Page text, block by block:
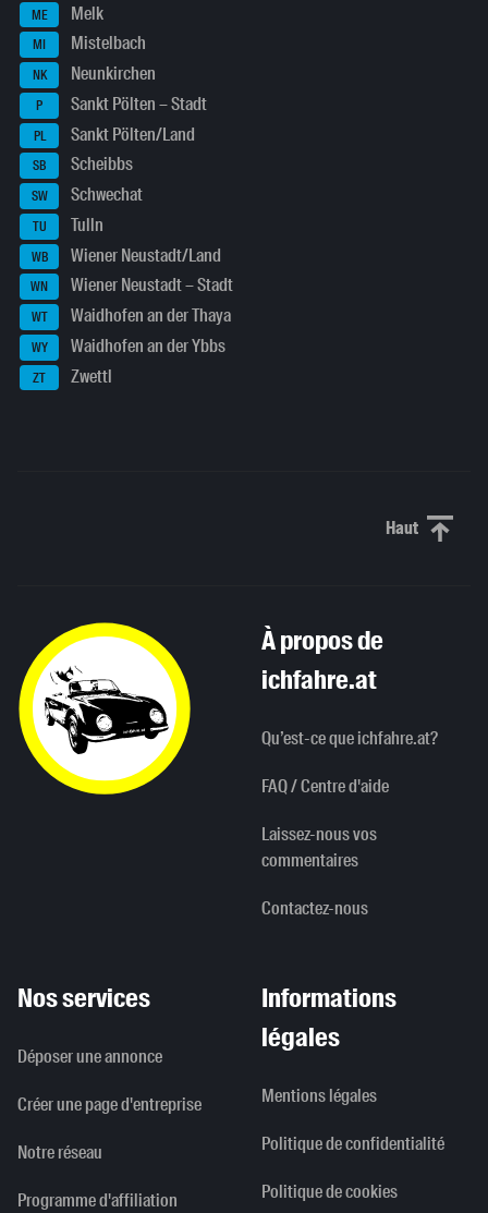
ME Melk
MI Mistelbach
NK Neunkirchen
P Sankt Pölten – Stadt
PL Sankt Pölten/Land
SB Scheibbs
SW Schwechat
TU Tulln
WB Wiener Neustadt/Land
WN Wiener Neustadt – Stadt
WT Waidhofen an der Thaya
WY Waidhofen an der Ybbs
ZT Zwettl
HautHaut de
À propos de
ichfahre.at
Qu’est-ce que ichfahre.at?
FAQ / Centre d'aide
Laissez-nous vos
commentaires
Contactez-nous
Nos services
Déposer une annonce
Créer une page d'entreprise
Notre réseau
Programme d'affiliation
Informations
légales
Mentions légales
Politique de confidentialité
Politique de cookies